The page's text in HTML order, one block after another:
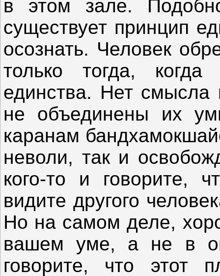
в этом зале.
существует принцип
осознать. Человек
только тогда,
единства. Нет
не объединены их
каранам
неволи, так и
кого-то и говорите,
видите другого
Но на самом деле,
вашем уме, а не в
говорите, что этот